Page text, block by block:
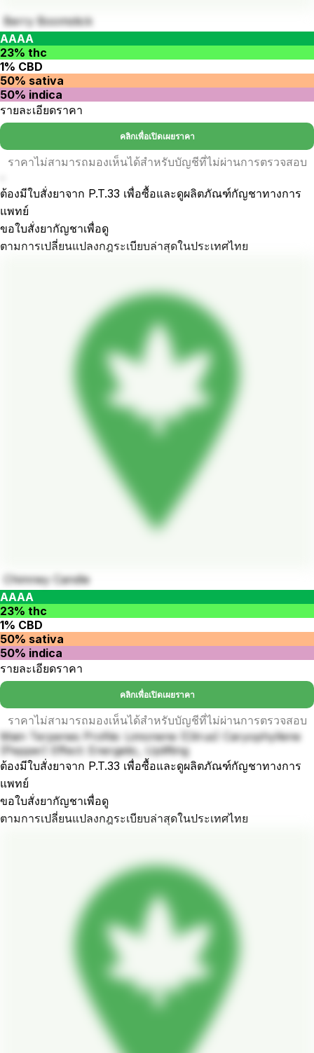
Berry Boomstick
AAAA
23% thc
1% CBD
50% sativa
50% indica
รายละเอียดราคา
คลิกเพื่อเปิดเผยราคา
ราคาไม่สามารถมองเห็นได้สำหรับบัญชีที่ไม่ผ่านการตรวจสอบ
ต้องมีใบสั่งยาจาก P.T.33 เพื่อซื้อและดูผลิตภัณฑ์กัญชาทางการ
แพทย์
ขอใบสั่งยากัญชาเพื่อดู
ตามการเปลี่ยนแปลงกฎระเบียบล่าสุดในประเทศไทย
Chimney Candle
AAAA
23% thc
1% CBD
50% sativa
50% indica
รายละเอียดราคา
คลิกเพื่อเปิดเผยราคา
ราคาไม่สามารถมองเห็นได้สำหรับบัญชีที่ไม่ผ่านการตรวจสอบ
Main Terpenes Profile: Limonene (Citrus) Caryophyllene
(Pepper) Effect: Energetic, Uplifting
ต้องมีใบสั่งยาจาก P.T.33 เพื่อซื้อและดูผลิตภัณฑ์กัญชาทางการ
แพทย์
ขอใบสั่งยากัญชาเพื่อดู
ตามการเปลี่ยนแปลงกฎระเบียบล่าสุดในประเทศไทย